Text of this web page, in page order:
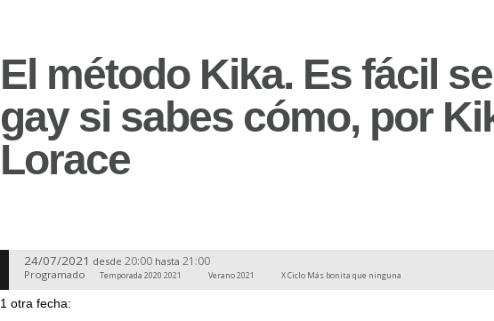
El método Kika. Es fácil
gay si sabes cómo, por
Lorace
24/07/2021 desde 20:00 hasta 21:00
Programado Temporada 2020 2021 Verano 2021 X Ciclo Más bonita que ninguna
1 otra fecha: